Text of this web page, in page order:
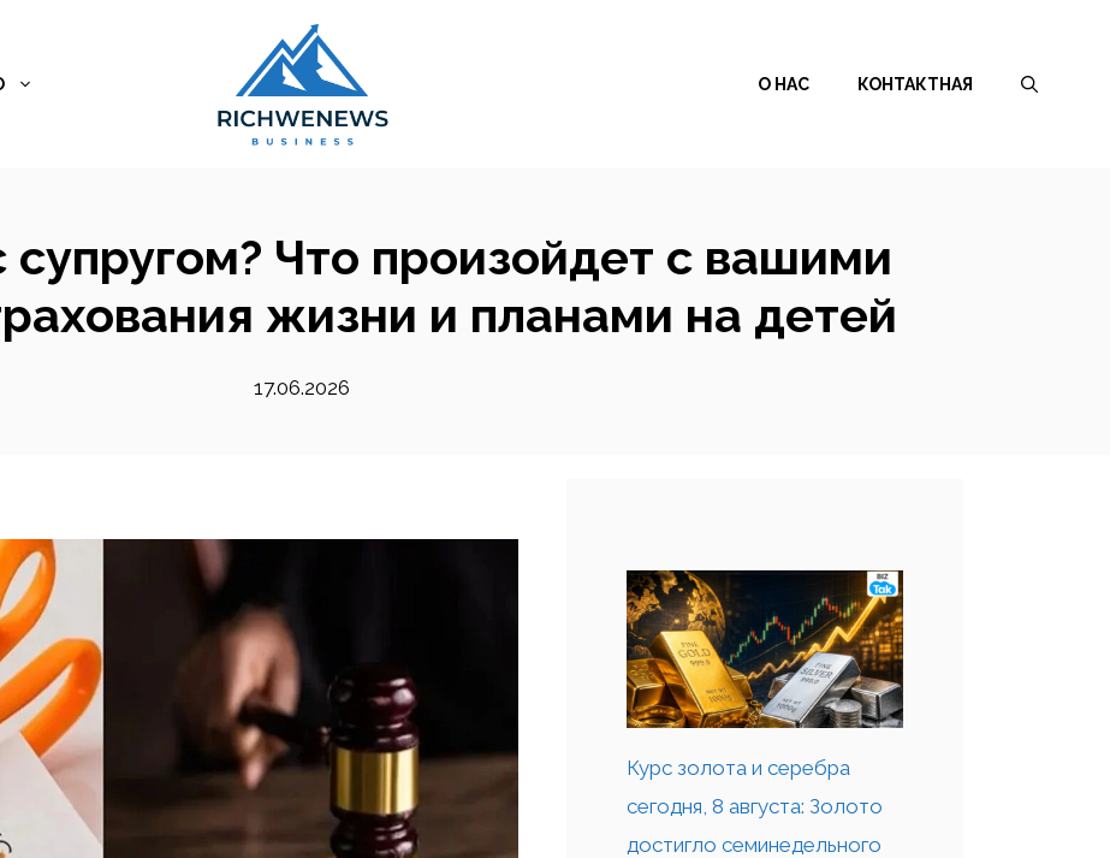
О НАС КОНТАКТНАЯ
супругом? Что произойдет с вашими
жизни и планами на детей
17.06.2026
Курс золота и серебра
сегодня, 8 августа: Золото
достигло семинедельного